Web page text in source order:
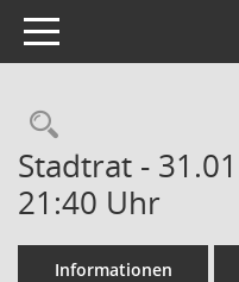
Toggle navigation
Stadtrat -
21:40 Uhr
Informationen